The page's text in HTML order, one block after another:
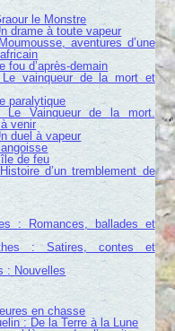
le Monstre
drame à toute vapeur
aventures d’une
fou d’après-demain
vainqueur de la mort et
paralytique
Le Vainqueur de la mort.
venir
duel à vapeur
de feu
d’un tremblement de
: Romances, ballades et
: Satires, contes et
: Nouvelles
en chasse
: De la Terre à la Lune